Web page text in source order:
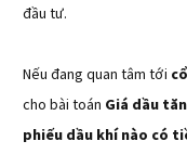
đầu tư.
Nếu đang quan tâm tới
cho bài toán Giá dầu
phiếu dầu khí nào có